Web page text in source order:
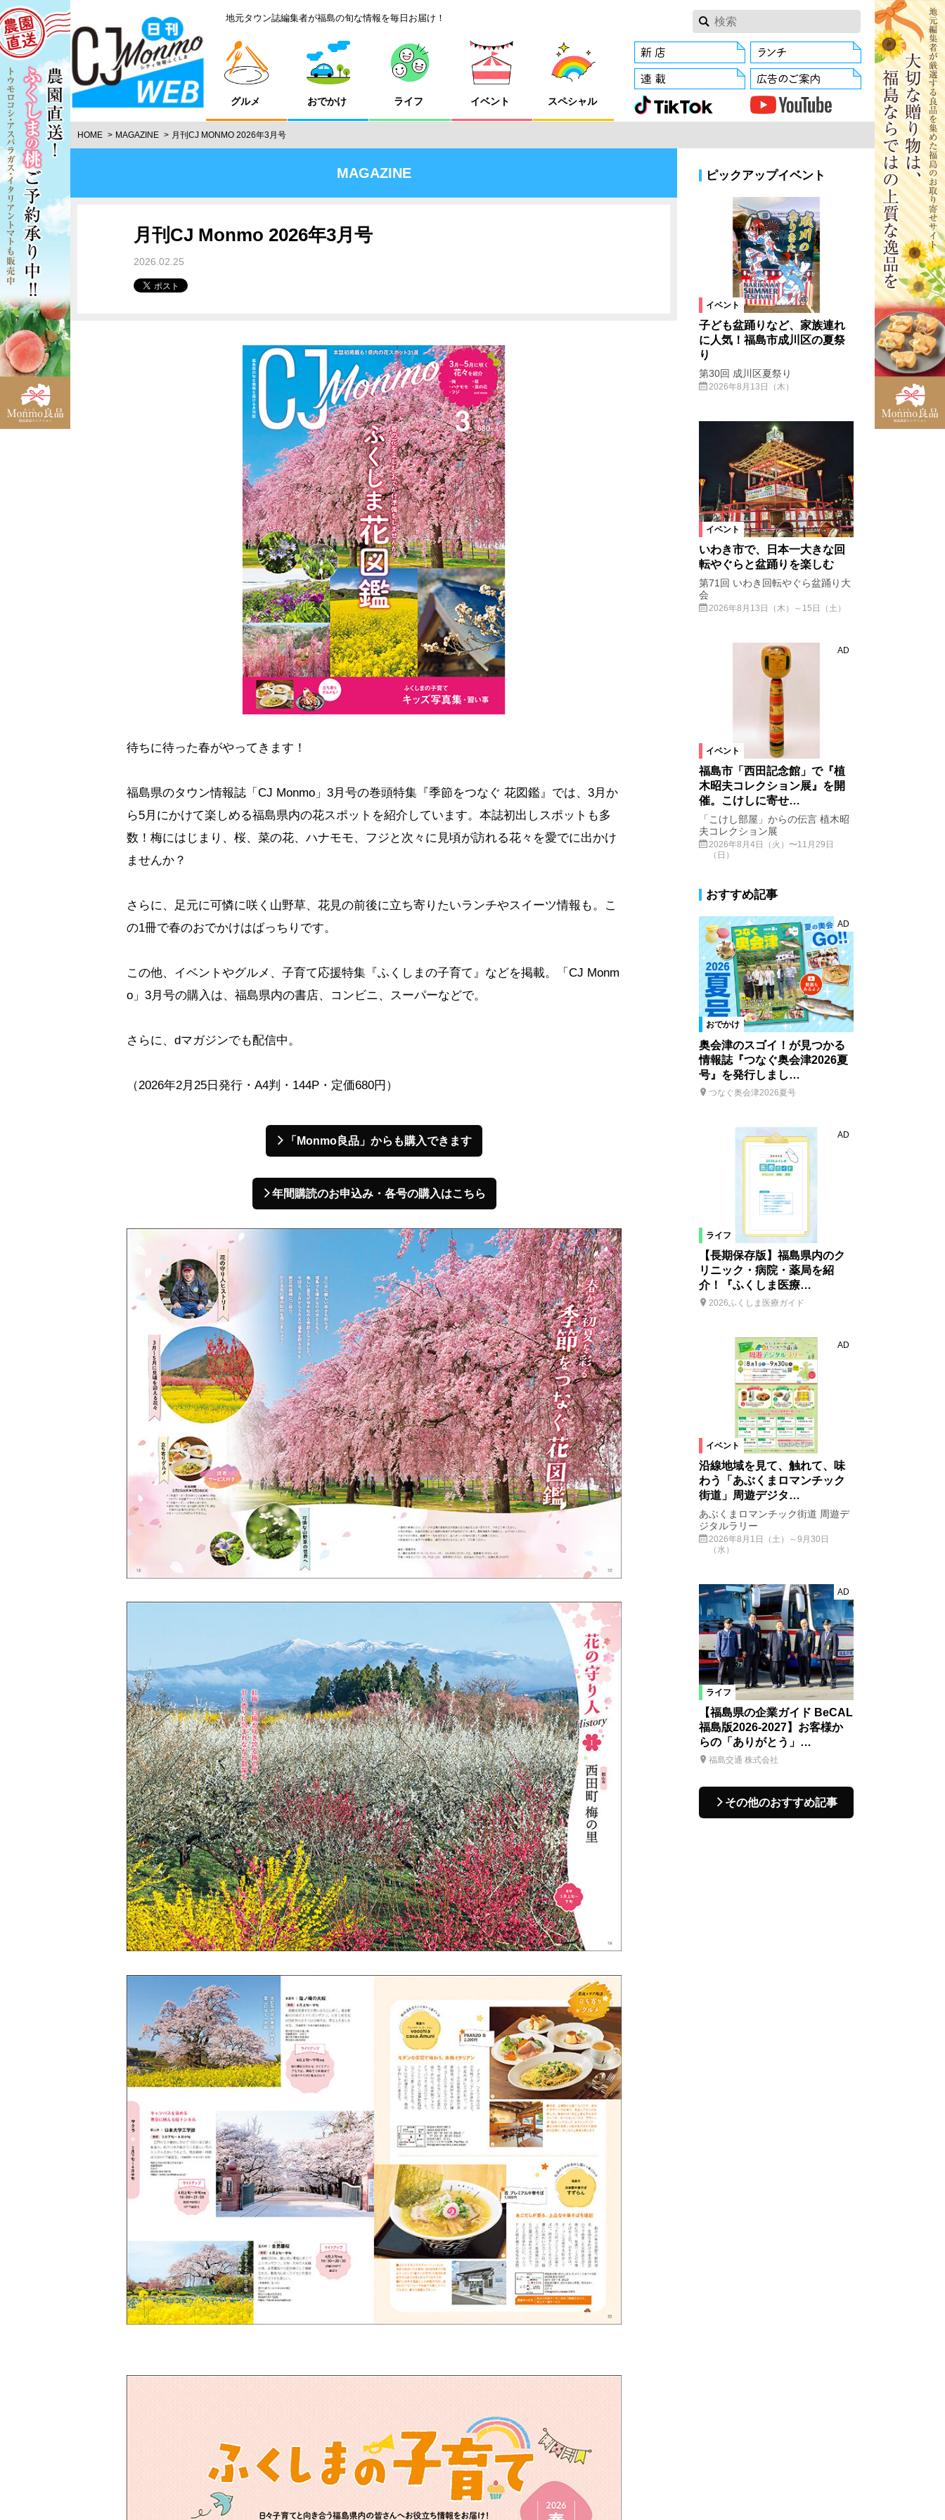
地元タウン誌編集者が福島の旬な情報を毎日お届け！
グルメ おでかけ ライフ イベント スペシャル
HOME MAGAZINE 月刊CJ MONMO 2026年3月号
MAGAZINE
月刊CJ Monmo 2026年3月号
2026.02.25
待ちに待った春がやってきます！
福島県のタウン情報誌「CJ Monmo」3月号の巻頭特集『季節をつなぐ 花図鑑』では、3月か
ら5月にかけて楽しめる福島県内の花スポットを紹介しています。本誌初出しスポットも多
数！梅にはじまり、桜、菜の花、ハナモモ、フジと次々に見頃が訪れる花々を愛でに出かけ
ませんか？
さらに、足元に可憐に咲く山野草、花見の前後に立ち寄りたいランチやスイーツ情報も。こ
の1冊で春のおでかけはばっちりです。
この他、イベントやグルメ、子育て応援特集『ふくしまの子育て』などを掲載。「CJ Monm
o」3月号の購入は、福島県内の書店、コンビニ、スーパーなどで。
さらに、dマガジンでも配信中。
（2026年2月25日発行・A4判・144P・定価680円）
「Monmo良品」からも購入できます
年間購読のお申込み・各号の購入はこちら
ピックアップイベント
イベント
子ども盆踊りなど、家族連れ
に人気！福島市成川区の夏祭
り
第30回 成川区夏祭り
2026年8月13日（木）
イベント
いわき市で、日本一大きな回
転やぐらと盆踊りを楽しむ
第71回 いわき回転やぐら盆踊り大
会
2026年8月13日（木）～15日（土）
イベント
AD
福島市「西田記念館」で『植
木昭夫コレクション展』を開
催。こけしに寄せ…
「こけし部屋」からの伝言 植木昭
夫コレクション展
2026年8月4日（火）〜11月29日
（日）
おすすめ記事
おでかけ
AD
奥会津のスゴイ！が見つかる
情報誌『つなぐ奥会津2026夏
号』を発行しまし…
つなぐ奥会津2026夏号
ライフ
AD
【長期保存版】福島県内のク
リニック・病院・薬局を紹
介！『ふくしま医療…
2026ふくしま医療ガイド
イベント
AD
沿線地域を見て、触れて、味
わう「あぶくまロマンチック
街道」周遊デジタ…
あぶくまロマンチック街道 周遊デ
ジタルラリー
2026年8月1日（土）～9月30日
（水）
ライフ
AD
【福島県の企業ガイド BeCAL
福島版2026-2027】お客様か
らの「ありがとう」…
福島交通 株式会社
その他のおすすめ記事